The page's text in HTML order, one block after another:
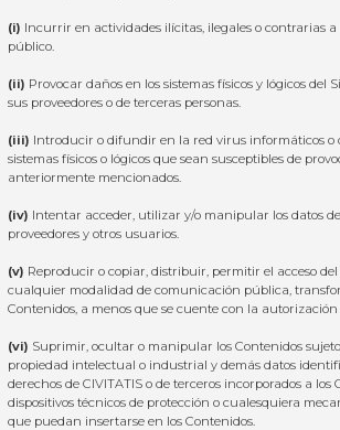
(i) Incurrir en actividades ilícitas, ilegales o contrarias
público.
(ii) Provocar daños en los sistemas físicos y lógicos del
sus proveedores o de terceras personas.
(iii) Introducir o difundir en la red virus informáticos o
sistemas físicos o lógicos que sean susceptibles de
anteriormente mencionados.
(iv) Intentar acceder, utilizar y/o manipular los datos
proveedores y otros usuarios.
(v) Reproducir o copiar, distribuir, permitir el acceso
cualquier modalidad de comunicación pública,
Contenidos, a menos que se cuente con la autorización
(vi) Suprimir, ocultar o manipular los Contenidos
propiedad intelectual o industrial y demás datos
derechos de CIVITATIS o de terceros incorporados a los
dispositivos técnicos de protección o cualesquiera
que puedan insertarse en los Contenidos.